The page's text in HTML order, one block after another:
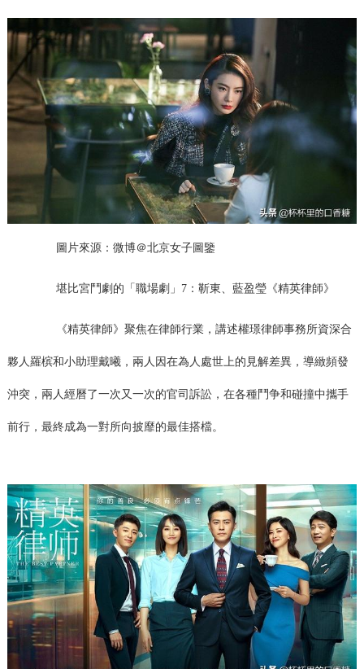
圖片來源：微博＠北京女子圖鑒
堪比宮鬥劇的「職場劇」7：靳東、藍盈瑩《精英律師》
《精英律師》聚焦在律師行業，講述權璟律師事務所資深合
夥人羅槟和小助理戴曦，兩人因在為人處世上的見解差異，導緻頻發
沖突，兩人經曆了一次又一次的官司訴訟，在各種鬥争和碰撞中攜手
前行，最終成為一對所向披靡的最佳搭檔。